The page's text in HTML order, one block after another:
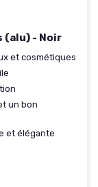
(alu) - Noir
et cosmétiques
un bon
et élégante